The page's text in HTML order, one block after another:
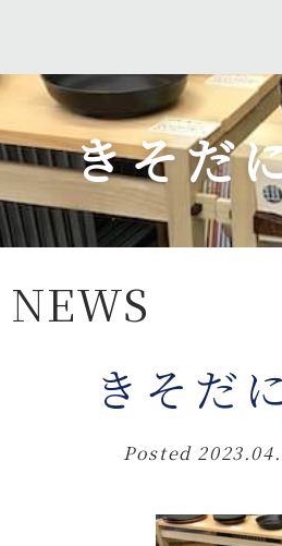
きそだ
NEWS
きそだ
Posted